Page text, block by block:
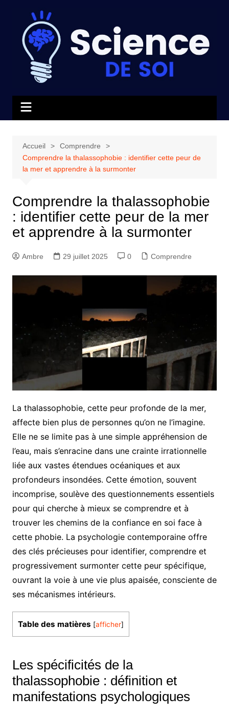
contenu
Accueil
Comprendre
Comprendre la thalassophobie : identifier cette peur de
la mer et apprendre à la surmonter
Comprendre la thalassophobie
: identifier cette peur de la mer
et apprendre à la surmonter
Ambre 29 juillet 2025 0 Comprendre
La thalassophobie, cette peur profonde de la mer,
affecte bien plus de personnes qu’on ne l’imagine.
Elle ne se limite pas à une simple appréhension de
l’eau, mais s’enracine dans une crainte irrationnelle
liée aux vastes étendues océaniques et aux
profondeurs insondées. Cette émotion, souvent
incomprise, soulève des questionnements essentiels
pour qui cherche à mieux se comprendre et à
trouver les chemins de la confiance en soi face à
cette phobie. La psychologie contemporaine offre
des clés précieuses pour identifier, comprendre et
progressivement surmonter cette peur spécifique,
ouvrant la voie à une vie plus apaisée, consciente de
ses mécanismes intérieurs.
Table des matières [afficher]
Les spécificités de la
thalassophobie : définition et
manifestations psychologiques